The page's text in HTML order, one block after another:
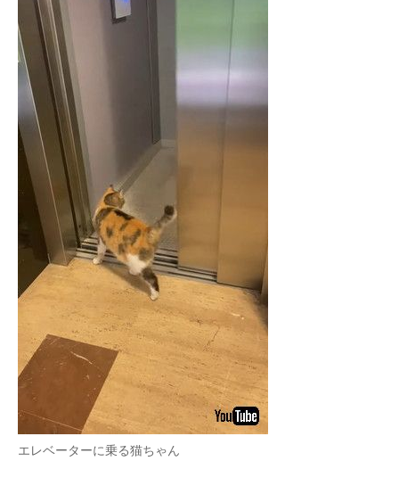
エレベーターに乗る猫ちゃん